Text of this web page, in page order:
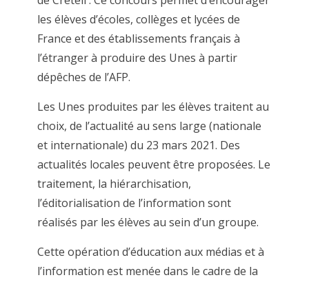
les élèves d’écoles, collèges et lycées de
France et des établissements français à
l’étranger à produire des Unes à partir
dépêches de l’AFP.
Les Unes produites par les élèves traitent au
choix, de l’actualité au sens large (nationale
et internationale) du 23 mars 2021. Des
actualités locales peuvent être proposées. Le
traitement, la hiérarchisation,
l’éditorialisation de l’information sont
réalisés par les élèves au sein d’un groupe.
Cette opération d’éducation aux médias et à
l’information est menée dans le cadre de la